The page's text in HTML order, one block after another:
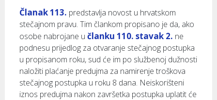
Članak 113. predstavlja novost u hrvatskom
stečajnom pravu. Tim člankom propisano je da, ako
osobe nabrojane u članku 110. stavak 2. ne
podnesu prijedlog za otvaranje stečajnog postupka
u propisanom roku, sud će im po službenoj dužnosti
naložiti plaćanje predujma za namirenje troškova
stečajnog postupka u roku 8 dana. Neiskorišteni
iznos predujma nakon završetka postupka uplatit će